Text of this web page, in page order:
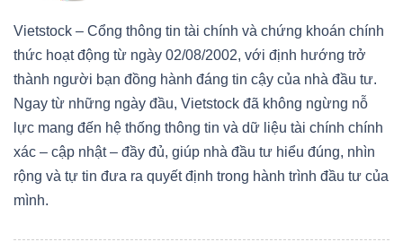
Vietstock – Cổng thông tin tài chính và chứng khoán chính
thức hoạt động từ ngày 02/08/2002, với định hướng trở
thành người bạn đồng hành đáng tin cậy của nhà đầu tư.
Ngay từ những ngày đầu, Vietstock đã không ngừng nỗ
lực mang đến hệ thống thông tin và dữ liệu tài chính chính
xác – cập nhật – đầy đủ, giúp nhà đầu tư hiểu đúng, nhìn
rộng và tự tin đưa ra quyết định trong hành trình đầu tư của
mình.
chính
Dữ
liệu
tài